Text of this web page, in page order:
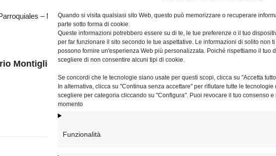
Quando si visita qualsiasi sito Web, questo può memorizzare o recuperare
parte sotto forma di cookie.
Queste informazioni potrebbero essere su di te, le tue preferenze o il tuo
per far funzionare il sito secondo le tue aspettative. Le informazioni di solito non
possono fornire un'esperienza Web più personalizzata. Poiché rispettiamo il tuo
scegliere di non consentire alcuni tipi di cookie.
Se concordi che le tecnologie siano usate per questi scopi, clicca su "Accetta
In alternativa, clicca su "Continua senza accettare" per rifiutare tutte le
scegliere per categoria cliccando su "Configura". Puoi revocare il tuo consenso
momento
Funzionalità
– Magdalena Aulina
Montiglio 18 – 00168 Roma